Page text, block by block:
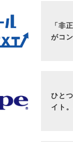
「非
がコ
ひと
イト